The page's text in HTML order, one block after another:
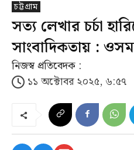
চট্টগ্রাম
সত্য লেখার চর্চা
সাংবাদিকতায় :
নিজস্ব প্রতিবেদক :
১১ অক্টোবর ২০২৫, ৬:৫৭